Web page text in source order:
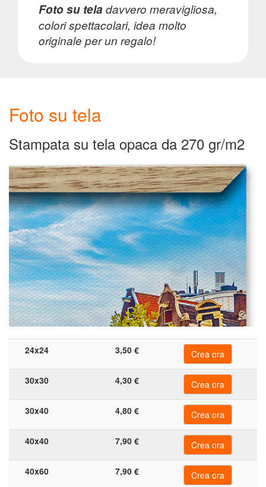
TIM
Vodafone
Ritorna
al
menù
Calendari
incartha
Calendari
fotografici
&
fineart
annuali
Calendari
Foto su teladavvero meravigliosa,
colori spettacolari, idea molto
originale per un regalo!
Foto su tela
Stampata su tela opaca da 270 gr/m2
24x24 3,50 €
30x30 4,30 €
30x40 4,80 €
40x40 7,90 €
40x60 7,90 €